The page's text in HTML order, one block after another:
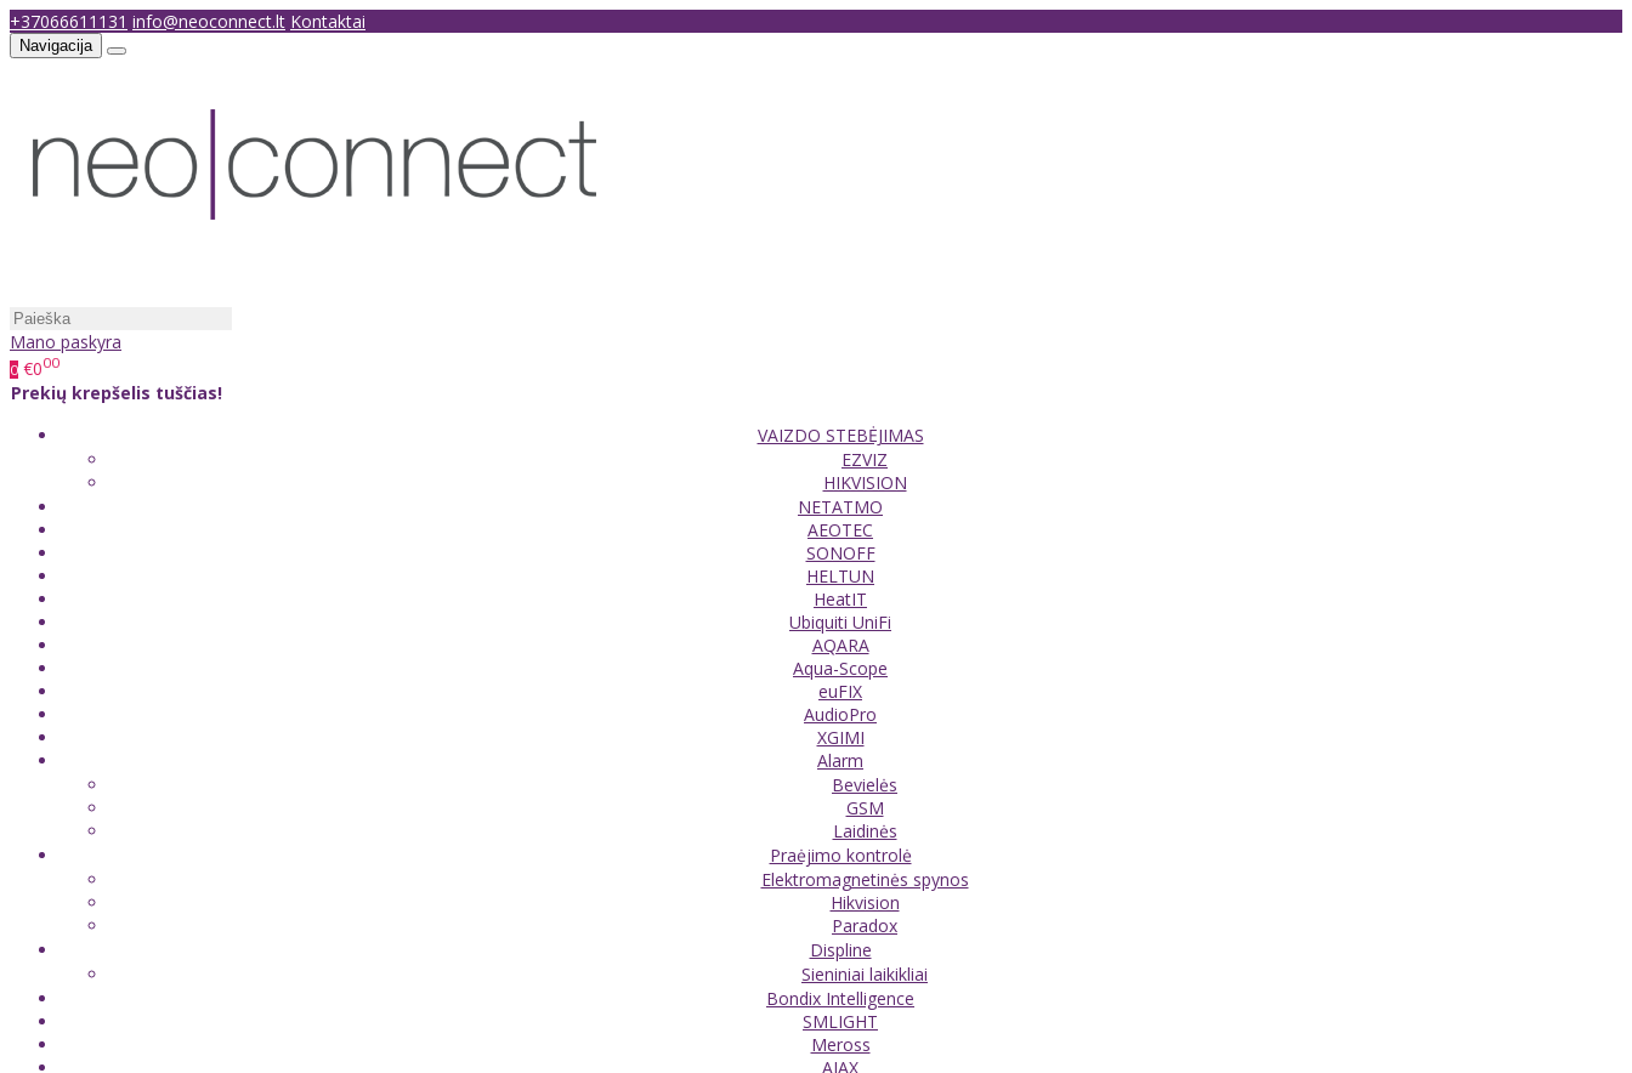
+37066611131 info@neoconnect.lt Kontaktai
Navigacija
Mano paskyra
0 €000
Prekių krepšelis tuščias!
VAIZDO STEBĖJIMAS
EZVIZ
HIKVISION
NETATMO
AEOTEC
SONOFF
HELTUN
HeatIT
Ubiquiti UniFi
AQARA
Aqua-Scope
euFIX
AudioPro
XGIMI
Alarm
Bevielės
GSM
Laidinės
Praėjimo kontrolė
Elektromagnetinės spynos
Hikvision
Paradox
Displine
Sieniniai laikikliai
Bondix Intelligence
SMLIGHT
Meross
AJAX